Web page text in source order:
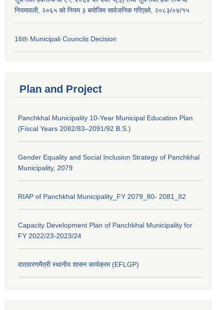
नियमावली, २०६५ को नियम ३ बमोजिम सार्वजनिक गरिएको, २०८३/०४/१५
16th Municipali Councils Decision
Plan and Project
Panchkhal Municipality 10-Year Municipal Education Plan
(Fiscal Years 2082/83–2091/92 B.S.)
Gender Equality and Social Inclusion Strategy of Panchkhal
Municipality, 2079
RIAP of Panchkhal Municipality_FY 2079_80- 2081_82
Capacity Development Plan of Panchkhal Municipality for
FY 2022/23-2023/24
वातावरणमैत्री स्थानीय शासन कार्यक्रम (EFLGP)